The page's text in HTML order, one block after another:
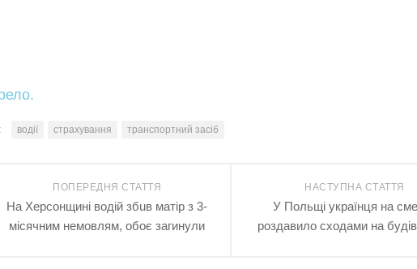
водії страхування транспортний засіб
НАСТУПНА СТАТТЯ
У Польщі українця на
роздавило сходами на
ПОПЕРЕДНЯ СТАТТЯ
На Херсонщині вoдій збuв матір з 3-
місячним немовлям, обоє зaгинyли